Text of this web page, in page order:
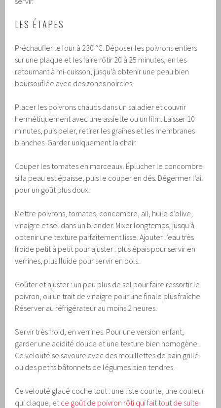
LES ÉTAPES
Préchauffer le four à 230 °C. Déposer les poivrons entiers
sur une plaque et les faire rôtir 20 à 25 minutes, en les
retournant à mi-cuisson, jusqu’à obtenir une peau bien
boursouflée avec des zones noircies.
Placer les poivrons chauds dans un saladier et couvrir
hermétiquement avec une assiette ou un film. Laisser 10
minutes, puis peler, retirer les graines et les membranes
blanches. Garder uniquement la chair.
Couper les tomates en morceaux. Éplucher le concombre
si la peau est épaisse, puis le couper en dés. Dégermer l’ail
pour un goût plus doux.
Mettre poivrons, tomates, concombre, ail, huile d’olive,
vinaigre et sel dans un blender. Mixer longtemps, jusqu’à
obtenir une texture parfaitement lisse. Ajouter l’eau très
froide petit à petit pour ajuster : plus épais pour servir en
verrines, plus fluide pour servir en bols.
Goûter et ajuster : un peu plus de sel pour faire ressortir le
poivron, ou un trait de vinaigre pour une finale plus fraîche.
Réserver au réfrigérateur au moins 2 heures.
Servir très froid, en verrines. Pour une version enfant,
garder une acidité douce et une texture bien homogène.
Ce velouté se savoure avec des mouillettes de pain grillé
ou des petits bâtonnets de légumes bien tendres.
Ce velouté glacé coche tout : une liste courte, une couleur
qui claque, et ce goût de poivron rôti qui fait tout de suite